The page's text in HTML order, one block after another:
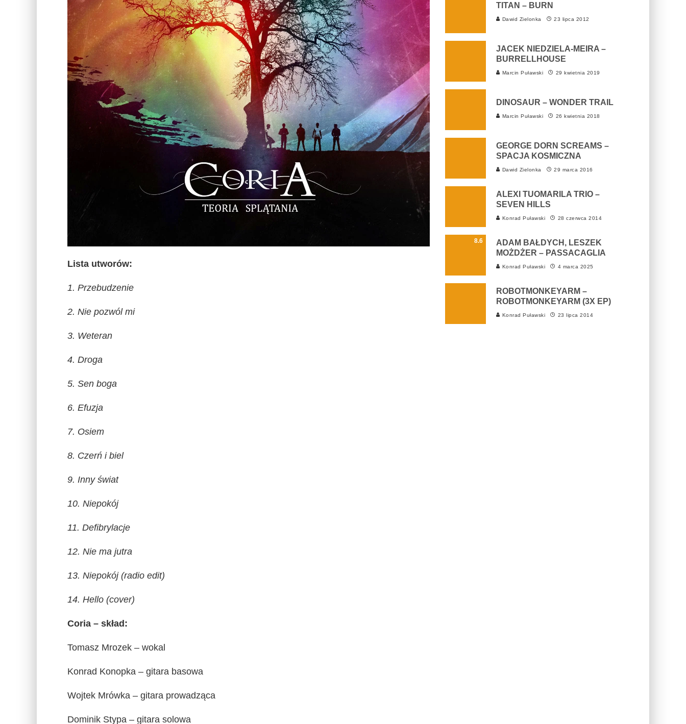
Lista utworów:
1. Przebudzenie
2. Nie pozwól mi
3. Weteran
4. Droga
5. Sen boga
6. Efuzja
7. Osiem
8. Czerń i biel
9. Inny świat
10. Niepokój
11. Defibrylacje
12. Nie ma jutra
13. Niepokój (radio edit)
14. Hello (cover)
Coria – skład:
Tomasz Mrozek – wokal
Konrad Konopka – gitara basowa
Wojtek Mrówka – gitara prowadząca
Dominik Stypa – gitara solowa
TITAN – BURN
Dawid Zielonka 23 lipca 2012
JACEK NIEDZIELA-MEIRA –
BURRELLHOUSE
Marcin Puławski 29 kwietnia 2019
DINOSAUR – WONDER TRAIL
Marcin Puławski 26 kwietnia 2018
GEORGE DORN SCREAMS –
SPACJA KOSMICZNA
Dawid Zielonka 29 marca 2016
ALEXI TUOMARILA TRIO –
SEVEN HILLS
Konrad Puławski 28 czerwca 2014
8.6
ADAM BAŁDYCH, LESZEK
MOŻDŻER – PASSACAGLIA
Konrad Puławski 4 marca 2025
ROBOTMONKEYARM –
ROBOTMONKEYARM (3X EP)
Konrad Puławski 23 lipca 2014